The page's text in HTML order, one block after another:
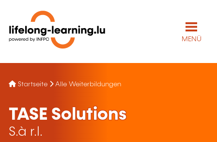
MENÜ
Startseite Alle Weiterbildungen
TASE Solutions
S.à r.l.